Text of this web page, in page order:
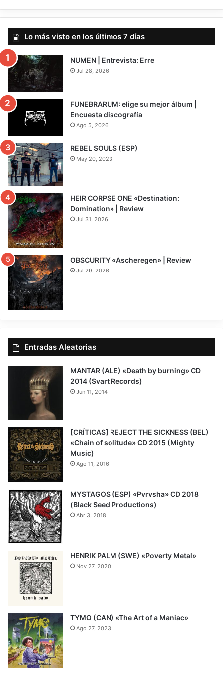
Lo más visto en los últimos 7 días
NUMEN | Entrevista: Erre
Jul 28, 2026
FUNEBRARUM: elige su mejor álbum |
Encuesta discografía
Ago 5, 2026
REBEL SOULS (ESP)
May 20, 2023
8
HEIR CORPSE ONE «Destination:
Domination» | Review
Jul 31, 2026
7.5
OBSCURITY «Ascheregen» | Review
Jul 29, 2026
Entradas Aleatorias
MANTAR (ALE) «Death by burning» CD
2014 (Svart Records)
Jun 11, 2014
[CRÍTICAS] REJECT THE SICKNESS (BEL)
«Chain of solitude» CD 2015 (Mighty
Music)
Ago 11, 2016
7
MYSTAGOS (ESP) «Pvrvsha» CD 2018
(Black Seed Productions)
Abr 3, 2018
HENRIK PALM (SWE) «Poverty Metal»
Nov 27, 2020
7
TYMO (CAN) «The Art of a Maniac»
Ago 27, 2023